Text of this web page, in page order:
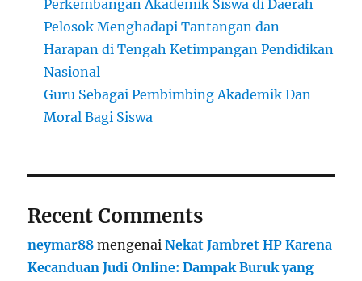
Perkembangan Akademik Siswa di Daerah
Pelosok Menghadapi Tantangan dan
Harapan di Tengah Ketimpangan Pendidikan
Nasional
Guru Sebagai Pembimbing Akademik Dan
Moral Bagi Siswa
Recent Comments
neymar88 mengenaiNekat Jambret HP Karena
Kecanduan Judi Online: Dampak Buruk yang